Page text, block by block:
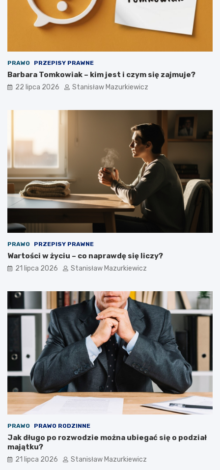
PRAWO PRZEPISY PRAWNE
Barbara Tomkowiak – kim jest i czym się zajmuje?
22 lipca 2026 Stanisław Mazurkiewicz
PRAWO PRZEPISY PRAWNE
Wartości w życiu – co naprawdę się liczy?
21 lipca 2026 Stanisław Mazurkiewicz
PRAWO PRAWO RODZINNE
Jak długo po rozwodzie można ubiegać się o podział
majątku?
21 lipca 2026 Stanisław Mazurkiewicz